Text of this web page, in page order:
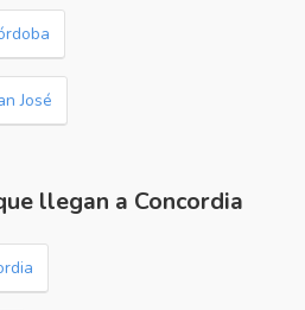
José
llegan a Concordia